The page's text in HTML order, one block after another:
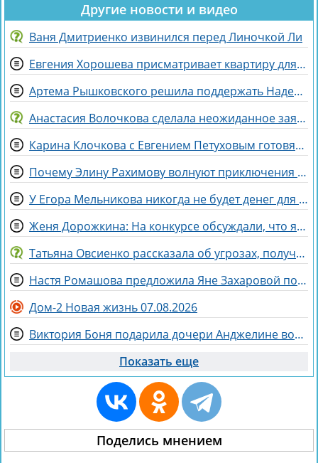
Другие новости и видео
Ваня Дмитриенко извинился перед Линочкой Ли
Евгения Хорошева присматривает квартиру для покупки в Питере
Артема Рышковского решила поддержать Надежда Ермакова
Анастасия Волочкова сделала неожиданное заявление о дочери
Карина Клочкова с Евгением Петуховым готовятся к «Китайским каникулам»
Почему Элину Рахимову волнуют приключения Ермаковой в шкафу
У Егора Мельникова никогда не будет денег для Вероники Гракович
Женя Дорожкина: На конкурсе обсуждали, что я злая и мстительная
Татьяна Овсиенко рассказала об угрозах, полученных мамой
Настя Ромашова предложила Яне Захаровой пожить у неё в гардеробной
Дом-2 Новая жизнь 07.08.2026
Виктория Боня подарила дочери Анджелине волшебного коня
Показать еще
Поделись мнением